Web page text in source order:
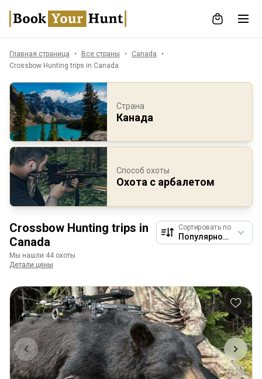
Главная страница Все страны
Canada
Crossbow Hunting trips in Canada
Страна
Канада
Способ охоты
Охота с арбалетом
Crossbow Hunting trips in
Canada
Мы нашли 44 охоты
Детали цены
Сортировать по